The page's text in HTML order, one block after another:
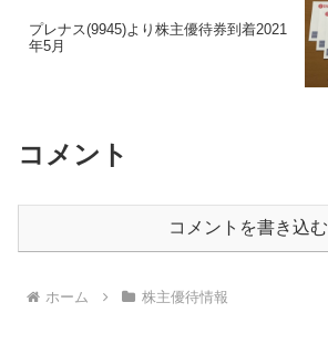
プレナス(9945)より株主優待券到着2021
年5月
コメント
コメントを書き込む
ホーム 株主優待情報